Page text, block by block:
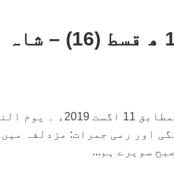
داستانِ حج 1440 ھ قسط
اتوار 10 ذى الحج 1440ھ بمطابق 11 اگست
اور رمی جمرات: مزدلفہ
سویرے ہم...